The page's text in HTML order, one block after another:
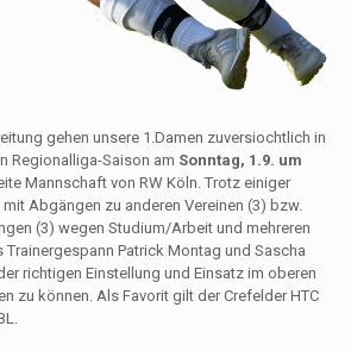
gehen unsere 1.Damen zuversiochtlich in
Regionalliga-Saison am Sonntag, 1.9. um
Mannschaft von RW Köln. Trotz einiger
Abgängen zu anderen Vereinen (3) bzw.
(3) wegen Studium/Arbeit und mehreren
Patrick Montag und Sascha
richtigen Einstellung und Einsatz im oberen
zu können. Als Favorit gilt der Crefelder HTC